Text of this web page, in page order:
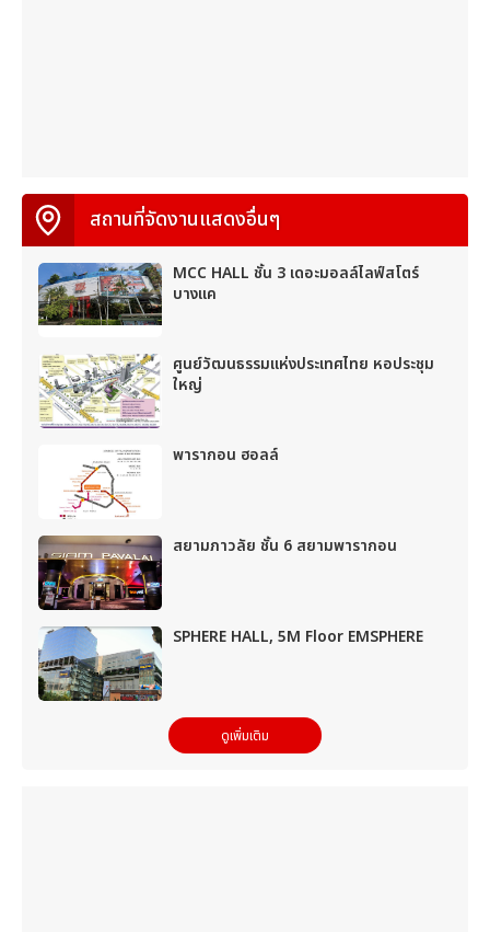
สถานที่จัดงานแสดงอื่นๆ
MCC HALL ชั้น 3 เดอะมอลล์ไลฟ์สโตร์
บางแค
ศูนย์วัฒนธรรมแห่งประเทศไทย หอประชุม
ใหญ่
พารากอน ฮอลล์
สยามภาวลัย ชั้น 6 สยามพารากอน
SPHERE HALL, 5M Floor EMSPHERE
ดูเพิ่มเติม